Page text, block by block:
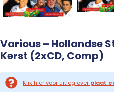
Various – Hollandse
Kerst (2xCD, Comp)
Klik hier voor uitleg over plaat